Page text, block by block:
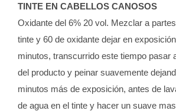
TINTE EN CABELLOS CANOSOS
Oxidante del 6% 20 vol. Mezclar a
tinte y 60 de oxidante dejar en
minutos, transcurrido este tiempo pasar
del producto y peinar suavemente
minutos más de exposición, antes de
de agua en el tinte y hacer un suave